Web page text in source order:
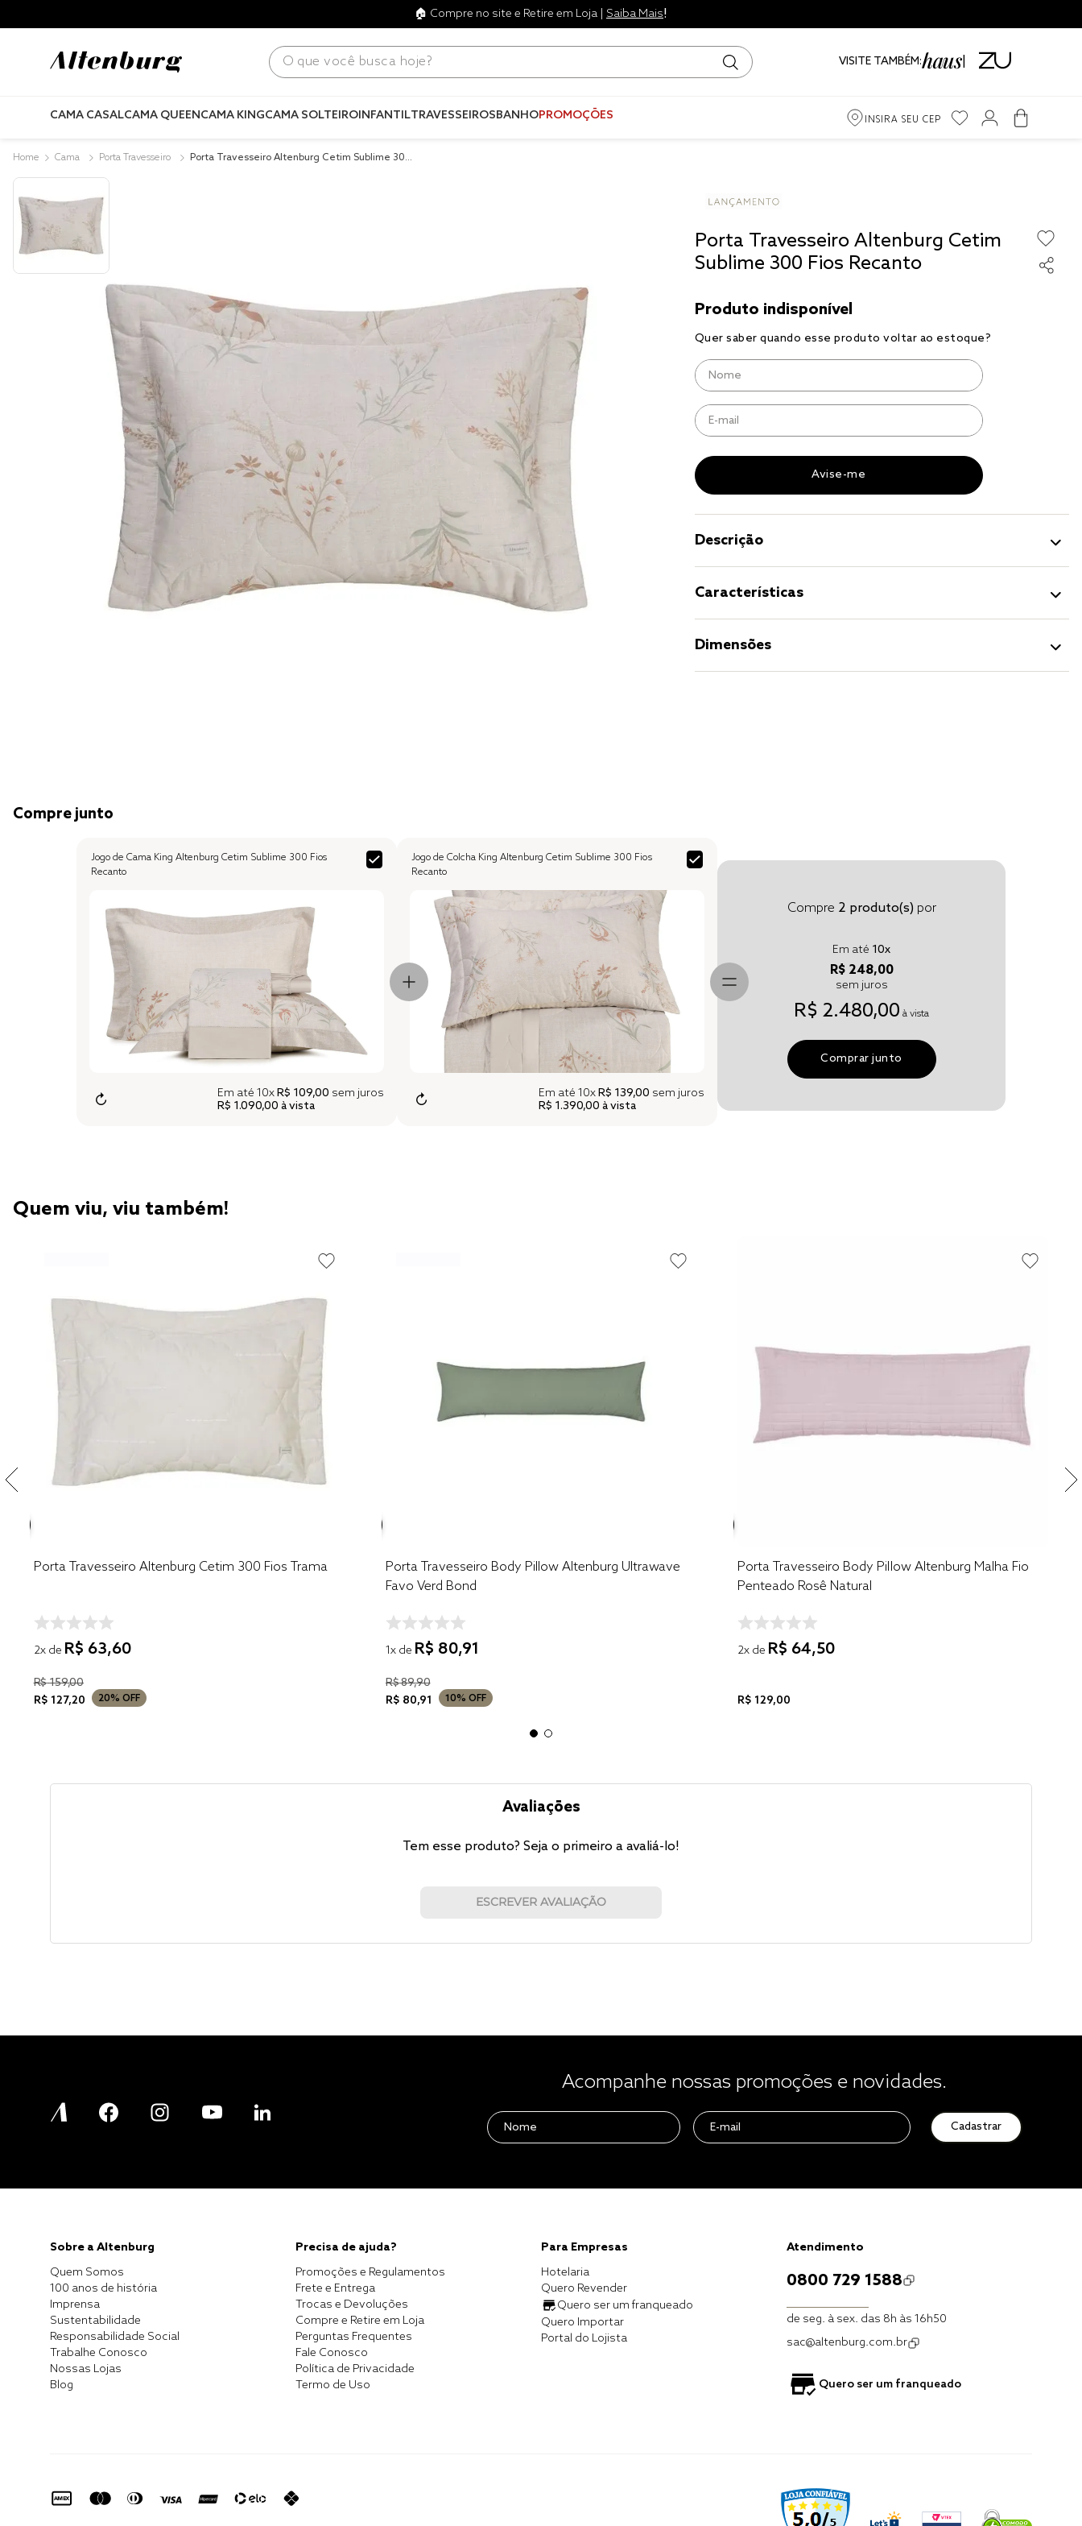
🏠 Compre no site e Retire em Loja | Saiba Mais!
O que você busca hoje?
VISITE TAMBÉM:
CAMA CASALCAMA QUEENCAMA KINGCAMA SOLTEIROINFANTILTRAVESSEIROSBANHOPROMOÇÕES INSIRA SEU CEP
Cama Porta Travesseiro
Porta Travesseiro Altenburg Cetim Sublime 300
Porta Travesseiro Altenburg Cetim
Sublime 300 Fios Recanto
Descrição
Características
Dimensões
Compre junto
Jogo de Cama King Altenburg Cetim Sublime 300 Fios
Recanto
↻ Em até 10xR$ 109,00 sem juros
R$ 1.090,00 à vista
Jogo de Colcha King Altenburg Cetim Sublime 300 Fios
Recanto
↻ Em até 10xR$ 139,00 sem juros
R$ 1.390,00 à vista
Compre 2 produto(s)por
Em até 10x
R$ 248,00
sem juros
R$ 2.480,00 à vista
Comprar junto
Quem viu, viu também!
Porta Travesseiro Altenburg Cetim 300 Fios Trama
2x de R$ 63,60
R$159,00
R$ 127,20 20% OFF
Porta Travesseiro Body Pillow Altenburg Ultrawave
Favo Verd Bond
1x de R$ 80,91
R$89,90
R$ 80,91 10% OFF
Porta Travesseiro Body Pillow Altenburg Malha Fio
Penteado Rosê Natural
2x de R$ 64,50
R$ 129,00
Avaliações
Tem esse produto? Seja o primeiro a avaliá-lo!
ESCREVER AVALIAÇÃO
Acompanhe nossas promoções e novidades.
Cadastrar
Sobre a Altenburg
Quem Somos
100 anos de história
Imprensa
Sustentabilidade
Responsabilidade Social
Trabalhe Conosco
Nossas Lojas
Blog
Precisa de ajuda?
Promoções e Regulamentos
Frete e Entrega
Trocas e Devoluções
Compre e Retire em Loja
Perguntas Frequentes
Fale Conosco
Política de Privacidade
Termo de Uso
Para Empresas
Hotelaria
Quero Revender
Quero ser um franqueado
Quero Importar
Portal do Lojista
Atendimento
0800 729 1588
de seg. à sex. das 8h às 16h50
sac@altenburg.com.br
Quero ser um franqueado
jogos cama
solteiro
cobre leito
cobertor
casal